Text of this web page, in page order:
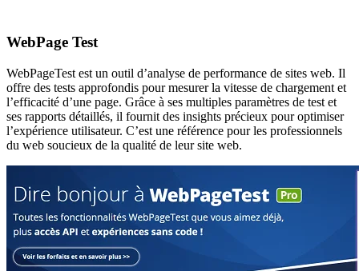
WebPage Test
WebPageTest est un outil d’analyse de performance de sites web. Il
offre des tests approfondis pour mesurer la vitesse de chargement et
l’efficacité d’une page. Grâce à ses multiples paramètres de test et
ses rapports détaillés, il fournit des insights précieux pour optimiser
l’expérience utilisateur. C’est une référence pour les professionnels
du web soucieux de la qualité de leur site web.